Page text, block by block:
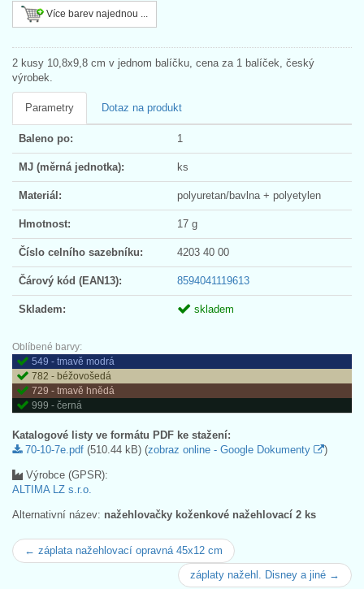
Více barev najednou ...
2 kusy 10,8x9,8 cm v jednom balíčku, cena za 1 balíček, český
výrobek.
Parametry Dotaz na produkt
Baleno po: 1
MJ (měrná jednotka): ks
Materiál: polyuretan/bavlna + polyetylen
Hmotnost: 17 g
Číslo celního sazebníku: 4203 40 00
Čárový kód (EAN13): 8594041119613
Skladem: skladem
Oblíbené barvy:
549 - tmavě modrá
782 - béžovošedá
729 - tmavě hnědá
999 - černá
Katalogové listy ve formátu PDF ke stažení:
70-10-7e.pdf (510.44 kB) (zobraz online - Google Dokumenty )
Výrobce (GPSR):
ALTIMA LZ s.r.o.
Alternativní název: nažehlovačky koženkové nažehlovací 2 ks
← záplata nažehlovací opravná 45x12 cm
záplaty nažehl. Disney a jiné →